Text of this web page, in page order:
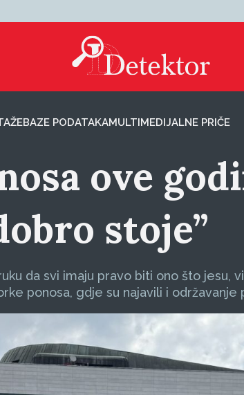
BAZE PODATAKAMULTIMEDIJALNE PRIČE
ove
stoje”
da svi imaju pravo biti ono što
ponosa, gdje su najavili i